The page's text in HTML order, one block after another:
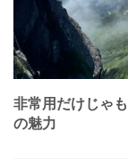
非常用だけじゃ
の魅力